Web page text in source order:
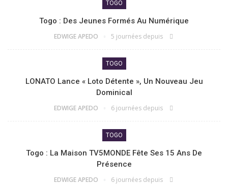
TOGO
Togo : Des Jeunes Formés Au Numérique
EDWIGE APEDO 5 journées depuis
TOGO
LONATO Lance « Loto Détente », Un Nouveau Jeu
Dominical
EDWIGE APEDO 6 journées depuis
TOGO
Togo : La Maison TV5MONDE Fête Ses 15 Ans De
Présence
EDWIGE APEDO 6 journées depuis